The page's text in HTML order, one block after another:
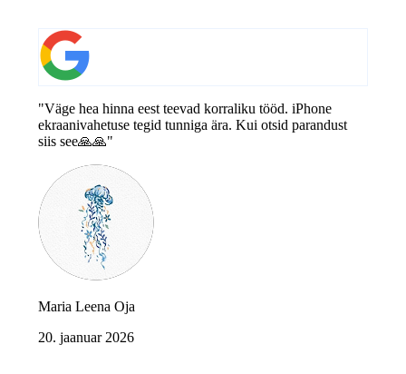
"Väge hea hinna eest teevad korraliku tööd. iPhone
ekraanivahetuse tegid tunniga ära. Kui otsid parandust
siis see🙏🙏"
Maria Leena Oja
20. jaanuar 2026